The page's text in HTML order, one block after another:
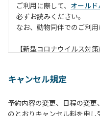
ご利用に際して、 オール
必ずお読みください。
なお、動物同伴でのご利用
【新型コロナウイルス対策
また、今後の状況次第で
【ペンションでの取り組
キャンセル規定
予約内容の変更、日程の変
のとおりキャンセル料を申し